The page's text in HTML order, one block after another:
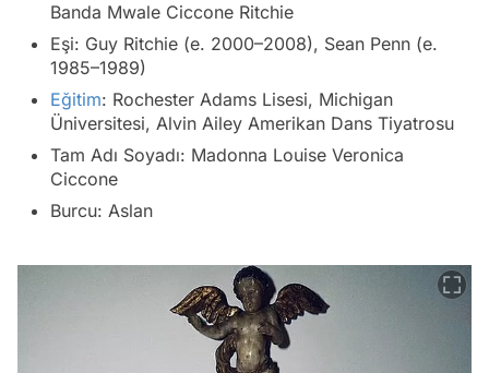
Banda Mwale Ciccone Ritchie
Eşi: Guy Ritchie (e. 2000–2008), Sean Penn (e.
1985–1989)
Eğitim: Rochester Adams Lisesi, Michigan
Üniversitesi, Alvin Ailey Amerikan Dans Tiyatrosu
Tam Adı Soyadı: Madonna Louise Veronica
Ciccone
Burcu: Aslan